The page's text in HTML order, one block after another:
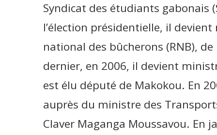
Syndicat des étudiants gabonais
l’élection présidentielle, il
national des bûcherons (RNB),
dernier, en 2006, il devient
est élu député de Makokou. En
auprès du ministre des
Claver Maganga Moussavou. En